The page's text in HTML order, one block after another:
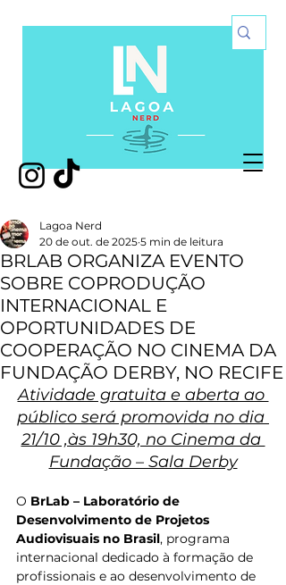
BRLAB ORGANIZA EVENTO
SOBRE COPRODUÇÃO
INTERNACIONAL E
OPORTUNIDADES DE
COOPERAÇÃO NO CINEMA DA
FUNDAÇÃO DERBY, NO RECIFE
Lagoa Nerd
20 de out. de 2025 5 min de leitura
Atividade gratuita e aberta ao
público será promovida no dia
21/10 ,às 19h30, no Cinema da
Fundação – Sala Derby
O BrLab – Laboratório de
Desenvolvimento de Projetos
Audiovisuais no Brasil, programa
internacional dedicado à formação de
profissionais e ao desenvolvimento de